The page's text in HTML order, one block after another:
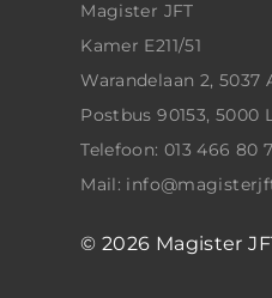
Magister JFT
Kamer E211/51
Warandelaan 2, 5037
Postbus 90153, 5000
Telefoon: 013 466 80
Mail:
© 2026 Magister